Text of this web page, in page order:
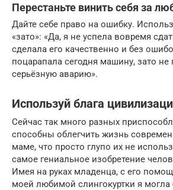
Перестаньте винить себя за
Дайте себе право на ошибку.
«зато»: «Да, я не успела вовремя
сделала его качественно и без
поцарапала сегодня машину, зато не
серьёзную аварию».
Используй блага
Сейчас так много разных
способны облегчить жизнь
маме, что просто глупо их не
самое гениальное изобретение
Имея на руках младенца, с его
моей любимой слингокуртки я